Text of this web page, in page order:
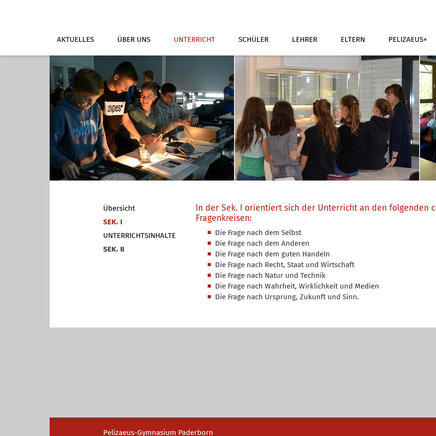
AKTUELLES ÜBER UNS UNTERRICHT SCHÜLER LEHRER ELTERN PELIZAEUS+
Übersicht
SEK. I
UNTERRICHTSINHALTE
SEK. II
In der Sek. I orientiert sich der Unterricht an den folgenden
Fragenkreisen:
Die Frage nach dem Selbst
Die Frage nach dem Anderen
Die Frage nach dem guten Handeln
Die Frage nach Recht, Staat und Wirtschaft
Die Frage nach Natur und Technik
Die Frage nach Wahrheit, Wirklichkeit und Medien
Die Frage nach Ursprung, Zukunft und Sinn.
Pelizaeus-Gymnasium Paderborn